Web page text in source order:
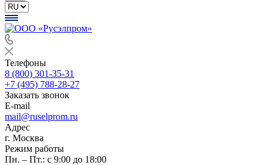
Телефоны
8 (800) 301-35-31
+7 (495) 788-28-27
Заказать звонок
E-mail
mail@ruselprom.ru
Адрес
г. Москва
Режим работы
Пн. – Пт.: с 9:00 до 18:00